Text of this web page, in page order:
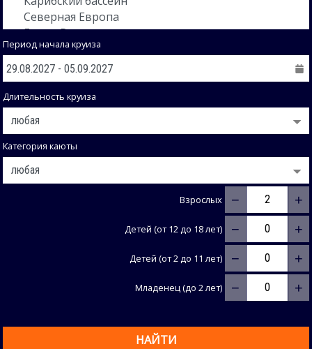
Период начала круиза
Длительность круиза
Категория каюты
Взрослых − +
Детей (от 12 до 18 лет) − +
Детей (от 2 до 11 лет) − +
Младенец (до 2 лет) − +
НАЙТИ